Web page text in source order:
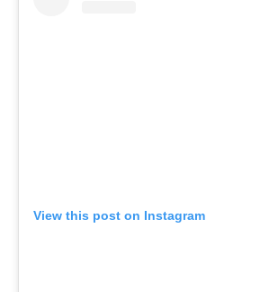
View this post on Instagram